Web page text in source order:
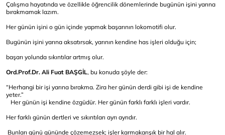
Çalışma hayatında ve özellikle öğrencilik dönemlerinde bugünün işini yarına
bırakmamak lazım.
Her günün işini o gün içinde yapmak başarının lokomotifi olur.
Bugünün işini yarına aksatırsak, yarının kendine has işleri olduğu için;
başarı yolunda sıkıntılar artmış olur.
Ord.Prof.Dr. Ali Fuat BAŞGİL, bu konuda şöyle der:
“Herhangi bir işi yarına bırakma. Zira her günün derdi gibi işi de kendine
yeter.”
Her günün işi kendine özgüdür. Her günün farklı farklı işleri vardır.
Her farklı günün dertleri ve sıkıntıları ayrı ayrıdır.
Bunları günü gününde çözemezsek; işler karmakarışık bir hal alır.